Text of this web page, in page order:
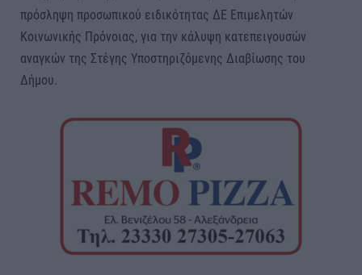
πρόσληψη προσωπικού ειδικότητας ΔΕ Επιμελητών
Κοινωνικής Πρόνοιας, για την κάλυψη κατεπειγουσών
αναγκών της Στέγης Υποστηριζόμενης Διαβίωσης του
Δήμου.